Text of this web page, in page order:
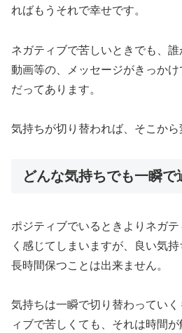
ればもうそれで幸せです。
ネガティブで苦しいときでも、
動画等の、メッセージがきっか
だってあります。
気持ちが切り替われば、そこから
どんな気持ちでも一瞬で
ポジティブでいるときよりネガ
く感じてしまいますが、良い気
長時間保つことは出来ません。
気持ちは一瞬で切り替わってい
ィブで苦しくても、それは時間が